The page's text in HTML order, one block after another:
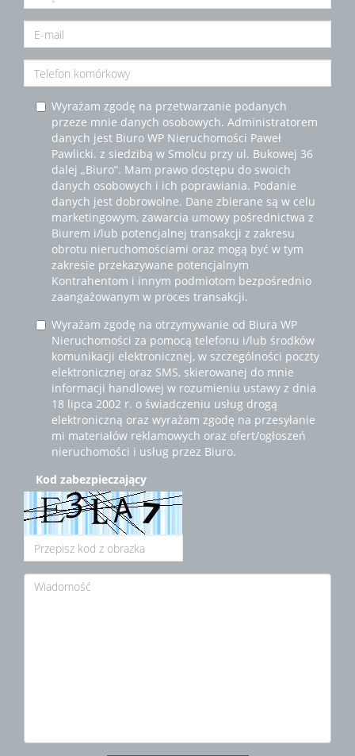
Wyrażam zgodę na przetwarzanie podanych
przeze mnie danych osobowych. Administratorem
danych jest Biuro WP Nieruchomości Paweł
Pawlicki. z siedzibą w Smolcu przy ul. Bukowej 36
dalej „Biuro”. Mam prawo dostępu do swoich
danych osobowych i ich poprawiania. Podanie
danych jest dobrowolne. Dane zbierane są w celu
marketingowym, zawarcia umowy pośrednictwa z
Biurem i/lub potencjalnej transakcji z zakresu
obrotu nieruchomościami oraz mogą być w tym
zakresie przekazywane potencjalnym
Kontrahentom i innym podmiotom bezpośrednio
zaangażowanym w proces transakcji.
Wyrażam zgodę na otrzymywanie od Biura WP
Nieruchomości za pomocą telefonu i/lub środków
komunikacji elektronicznej, w szczególności poczty
elektronicznej oraz SMS, skierowanej do mnie
informacji handlowej w rozumieniu ustawy z dnia
18 lipca 2002 r. o świadczeniu usług drogą
elektroniczną oraz wyrażam zgodę na przesyłanie
mi materiałów reklamowych oraz ofert/ogłoszeń
nieruchomości i usług przez Biuro.
Kod zabezpieczający